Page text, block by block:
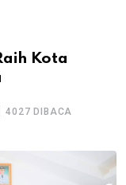
Kota
4027 DIBACA